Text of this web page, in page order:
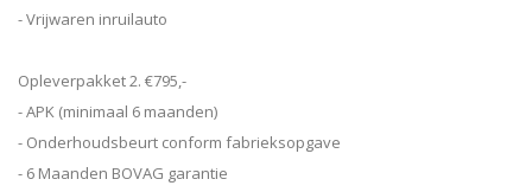
- Vrijwaren inruilauto
Opleverpakket 2. €795,-
- APK (minimaal 6 maanden)
- Onderhoudsbeurt conform fabrieksopgave
- 6 Maanden BOVAG garantie